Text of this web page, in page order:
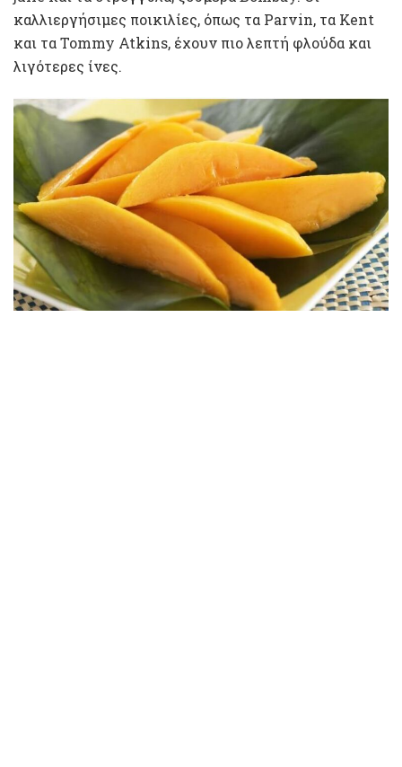
καλλιεργήσιμες ποικιλίες, όπως τα Parvin, τα Kent
και τα Tommy Atkins, έχουν πιο λεπτή φλούδα και
λιγότερες ίνες.